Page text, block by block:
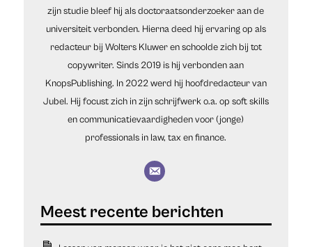
zijn studie bleef hij als doctoraatsonderzoeker aan de
universiteit verbonden. Hierna deed hij ervaring op als
redacteur bij Wolters Kluwer en schoolde zich bij tot
copywriter. Sinds 2019 is hij verbonden aan
KnopsPublishing. In 2022 werd hij hoofdredacteur van
Jubel. Hij focust zich in zijn schrijfwerk o.a. op soft skills
en communicatievaardigheden voor (jonge)
professionals in law, tax en finance.